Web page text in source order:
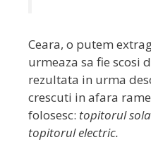
Ceara, o putem
urmeaza sa fie scosi
rezultata in urma
crescuti in afara
folosesc: topitorul
topitorul electric.